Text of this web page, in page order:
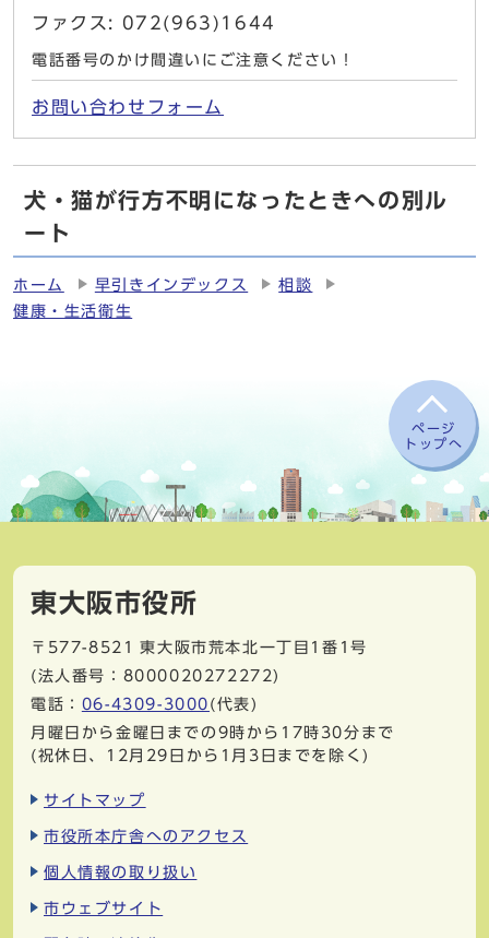
ファクス: 072(963)1644
電話番号のかけ間違いにご注意ください！
お問い合わせフォーム
犬・猫が行方不明になったときへの別ル
ート
ホーム 早引きインデックス
相談
健康・生活衛生
ページ
トップへ
東大阪市役所
〒577-8521
東大阪市荒本北一丁目1番1号
(法人番号：8000020272272)
電話： 06-4309-3000 (代表)
月曜日から金曜日までの9時から17時30分まで
(祝休日、12月29日から1月3日までを除く)
サイトマップ
市役所本庁舎へのアクセス
個人情報の取り扱い
市ウェブサイト